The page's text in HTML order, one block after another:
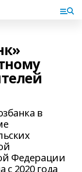
в
Федерации
с 2020 года